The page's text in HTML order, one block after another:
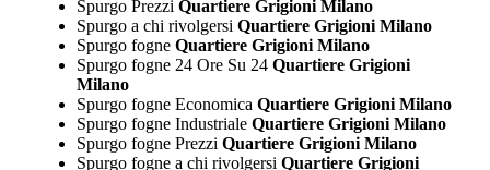
Spurgo Prezzi Quartiere Grigioni Milano
Spurgo a chi rivolgersi Quartiere Grigioni Milano
Spurgo fogneQuartiere Grigioni Milano
Spurgo fogne 24 Ore Su 24Quartiere Grigioni
Milano
Spurgo fogne Economica Quartiere Grigioni Milano
Spurgo fogne IndustrialeQuartiere Grigioni Milano
Spurgo fogne Prezzi Quartiere Grigioni Milano
Spurgo fogne a chi rivolgersi Quartiere Grigioni